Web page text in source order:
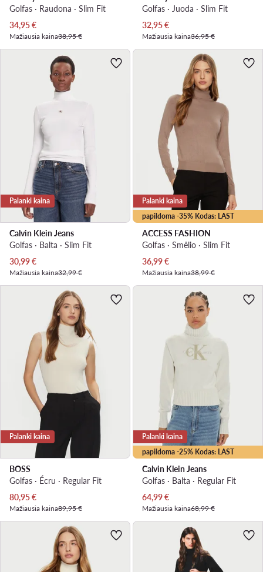
Golfas · Raudona · Slim Fit
Dabartinė kaina
34,95€
Mažiausia kaina38,95 €
Golfas · Juoda · Slim Fit
Dabartinė kaina
32,95€
Mažiausia kaina36,95 €
Palanki kaina
Calvin Klein Jeans
Golfas · Balta · Slim Fit
Dabartinė kaina
30,99€
Mažiausia kaina32,99 €
papildoma -35% Kodas: LAST
Palanki kaina
ACCESS FASHION
Golfas · Smėlio · Slim Fit
Dabartinė kaina
36,99€
Mažiausia kaina38,99 €
Palanki kaina
BOSS
Golfas · Écru · Regular Fit
Dabartinė kaina
80,95€
Mažiausia kaina89,95 €
papildoma -25% Kodas: LAST
Palanki kaina
Calvin Klein Jeans
Golfas · Balta · Regular Fit
Dabartinė kaina
64,99€
Mažiausia kaina68,99 €